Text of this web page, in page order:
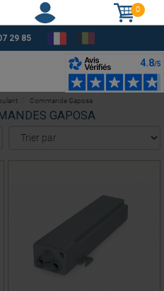
0
29 85
GAPOSA
Commande Gaposa